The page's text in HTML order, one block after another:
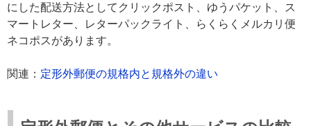
にした配送方法としてクリックポスト、ゆうパケット、ス
マートレター、レターパックライト、らくらくメルカリ便
ネコポスがあります。
関連： 定形外郵便の規格内と規格外の違い